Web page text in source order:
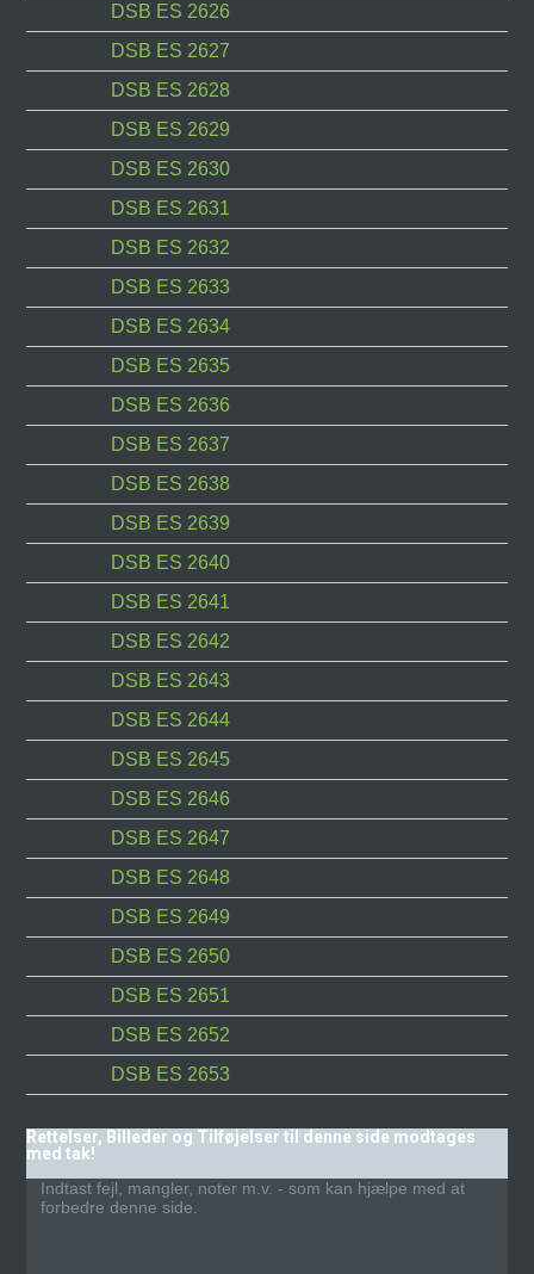
DSB ES 2626
DSB ES 2627
DSB ES 2628
DSB ES 2629
DSB ES 2630
DSB ES 2631
DSB ES 2632
DSB ES 2633
DSB ES 2634
DSB ES 2635
DSB ES 2636
DSB ES 2637
DSB ES 2638
DSB ES 2639
DSB ES 2640
DSB ES 2641
DSB ES 2642
DSB ES 2643
DSB ES 2644
DSB ES 2645
DSB ES 2646
DSB ES 2647
DSB ES 2648
DSB ES 2649
DSB ES 2650
DSB ES 2651
DSB ES 2652
DSB ES 2653
Rettelser, Billeder og Tilføjelser til denne side modtages
med tak!